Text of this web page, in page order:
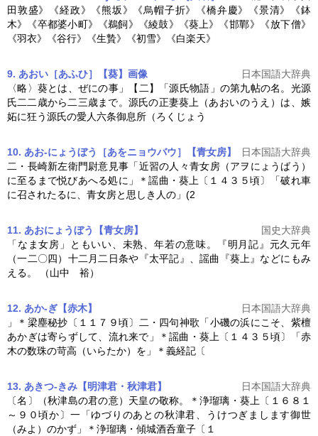
田敦盛》《経政》《熊坂》《烏帽子折》《橋弁慶》《景清》《鉢
木》《卒都婆小町》《鵜飼》《綾鼓》《葵上》《邯鄲》《放下僧》
《羽衣》《谷行》《生贄》《初雪》《白楽天》
9. あおい［あふひ］【葵】 画像
日本国語大辞典
〈略〉葵とは、ぜにの事」【二】「源氏物語」の第九帖の名。光源
氏二二歳から二三歳まで。源氏の正妻葵上 （あおいのうえ）は、嫉
妬に狂う源氏の愛人六条御息所（ろくじょう
10. あお‐にょうぼう［あをニョウバウ］【青女房】
日本国語大辞典
二・長崎新左衛門尉意見事「近習の人々青女房（アヲにょうばう）
に至るまで悦びあへる処に」＊謡曲・ 葵上 〔１４３５頃〕「破れ車
に召されたるに、青女房と思しき人の」(2
11. あおにょうぼう【青女房】
国史大辞典
「なま女房」ともいい、未熟、年若の意味。『明月記』元久元年
（一二〇四）十二月二日条や『太平記』、謡曲『葵上 』などにもみ
える。 （山中 裕）
12. あか‐ぎ【赤木】
日本国語大辞典
」＊梁塵秘抄〔１１７９頃〕二・四句神歌「小磯の浜にこそ、紫檀
あかぎは寄らずして、流れ来で」＊謡曲・ 葵上 〔１４３５頃〕「赤
木の数珠の苛高（いらたか）を」＊義経記〔
13. あきつ‐きみ【明津君・秋津君】
日本国語大辞典
〔名〕（秋津島の君の意）天皇の敬称。＊浄瑠璃・ 葵上 〔１６８１
～９０頃か〕一「ゆづりのあとの秋津君、うけつぎまします御世
（みよ）のかず」＊浄瑠璃・傾城酒呑童子〔１